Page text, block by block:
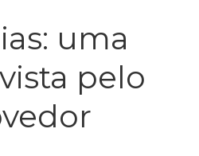
uma
pelo